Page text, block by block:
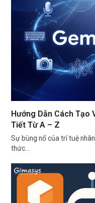
Hướng Dẫn Cách Tạo
Tiết Từ A – Z
Sự bùng nổ của trí tuệ
thức…